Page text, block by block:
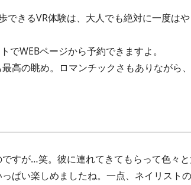
できるVR体験は、大人でも絶対に一度は
でWEBページから予約できますよ。
高の眺め。ロマンチックさもありながら
すが…笑。彼に連れてきてもらって色々
ぱい楽しめましたね。一点、ネイリスト